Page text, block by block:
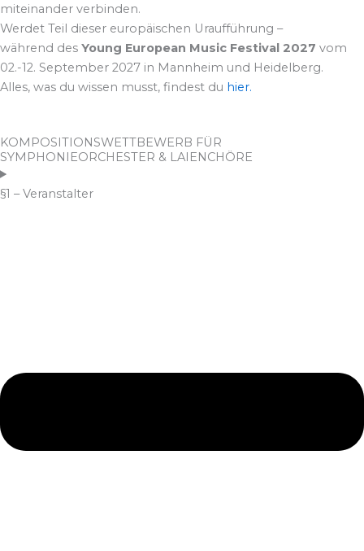
miteinander verbinden.
Werdet Teil dieser europäischen Uraufführung –
während des Young European Music Festival 2027 vom
02.-12. September 2027 in Mannheim und Heidelberg.
Alles, was du wissen musst, findest du hier.
KOMPOSITIONSWETTBEWERB FÜR
SYMPHONIEORCHESTER & LAIENCHÖRE
§1 – Veranstalter